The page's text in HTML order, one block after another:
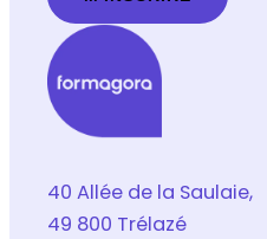
D
*
40 Allée de la Saulaie,
49 800 Trélazé